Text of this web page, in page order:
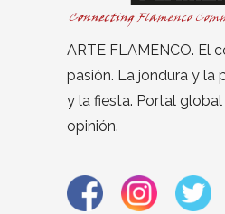
ARTE FLAMENCO. El
pasión. La jondura y la
y la fiesta. Portal
opinión.